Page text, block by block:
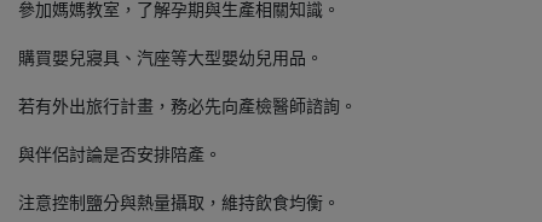
參加媽媽教室，了解孕期與生產相關知識。
購買嬰兒寢具、汽座等大型嬰幼兒用品。
若有外出旅行計畫，務必先向產檢醫師諮詢。
與伴侶討論是否安排陪產。
注意控制鹽分與熱量攝取，維持飲食均衡。